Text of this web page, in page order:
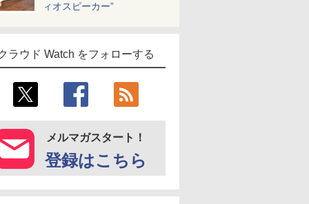
ィオスピーカー”
ラウド Watch をフォローする
メルマガスタート！
登録はこちら